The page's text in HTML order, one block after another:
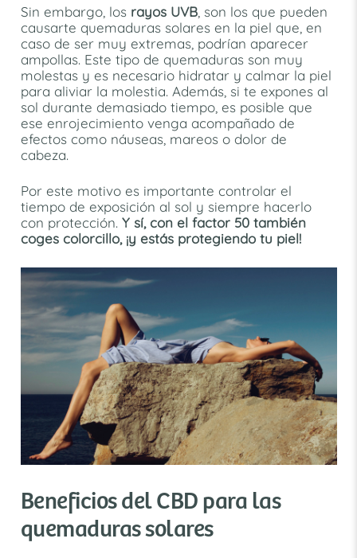
Sin embargo, losrayos UVB, son los que pueden
causarte quemaduras solares en la piel que, en
caso de ser muy extremas, podrían aparecer
ampollas. Este tipo de quemaduras son muy
molestas y es necesario hidratar y calmar la piel
para aliviar la molestia. Además, si te expones al
sol durante demasiado tiempo, es posible que
ese enrojecimiento venga acompañado de
efectos como náuseas, mareos o dolor de
cabeza.
Por este motivo es importante controlar el
tiempo de exposición al sol y siempre hacerlo
con protección. Y sí, con el factor 50 también
coges colorcillo, ¡y estás protegiendo tu piel!
Beneficios del CBD para las
quemaduras solares